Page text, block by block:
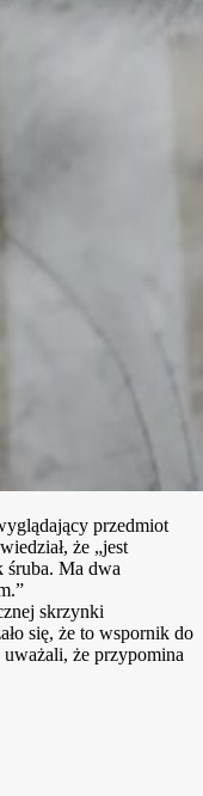
przedmiot
że „jest
śruba. Ma dwa
skrzynki
się, że to wspornik do
że przypomina